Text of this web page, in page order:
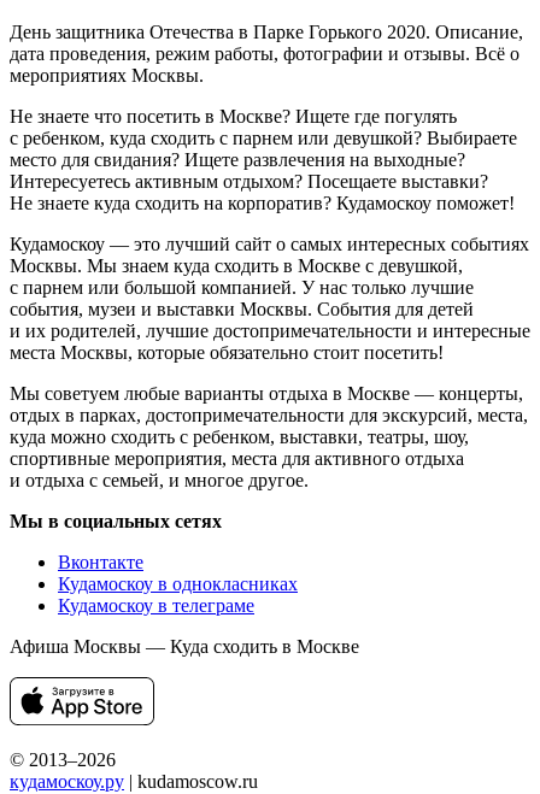
День защитника Отечества в Парке Горького 2020. Описание,
дата проведения, режим работы, фотографии и отзывы. Всё о
мероприятиях Москвы.
Не знаете что посетить в Москве? Ищете где погулять
с ребенком, куда сходить с парнем или девушкой? Выбираете
место для свидания? Ищете развлечения на выходные?
Интересуетесь активным отдыхом? Посещаете выставки?
Не знаете куда сходить на корпоратив? Кудамоскоу поможет!
Кудамоскоу — это лучший сайт о самых интересных событиях
Москвы. Мы знаем куда сходить в Москве с девушкой,
с парнем или большой компанией. У нас только лучшие
события, музеи и выставки Москвы. События для детей
и их родителей, лучшие достопримечательности и интересные
места Москвы, которые обязательно стоит посетить!
Мы советуем любые варианты отдыха в Москве — концерты,
отдых в парках, достопримечательности для экскурсий, места,
куда можно сходить с ребенком, выставки, театры, шоу,
спортивные мероприятия, места для активного отдыха
и отдыха с семьей, и многое другое.
Мы в социальных сетях
Вконтакте
Кудамоскоу в однокласниках
Кудамоскоу в телеграме
Афиша Москвы — Куда сходить в Москве
© 2013–2026
кудамоскоу.ру | kudamoscow.ru